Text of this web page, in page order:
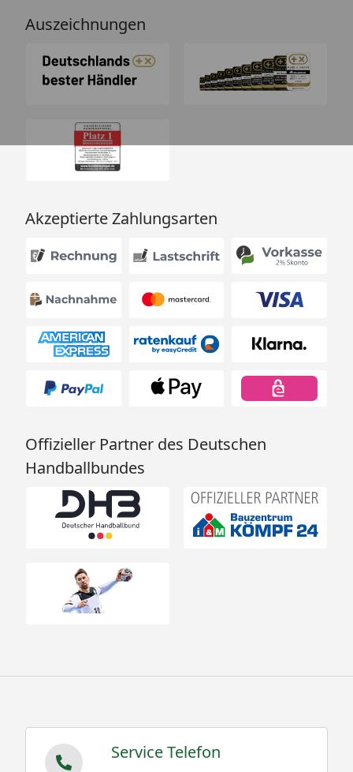
Auszeichnungen
Akzeptierte Zahlungsarten
Offizieller Partner des Deutschen
Handballbundes
Service Telefon